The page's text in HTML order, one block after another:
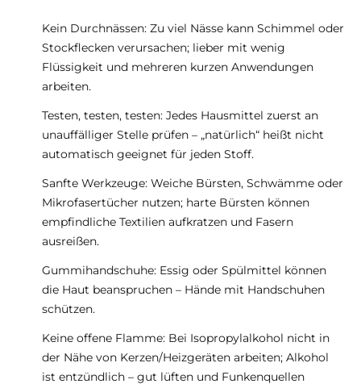
Kein Durchnässen: Zu viel Nässe kann Schimmel oder
Stockflecken verursachen; lieber mit wenig
Flüssigkeit und mehreren kurzen Anwendungen
arbeiten.
Testen, testen, testen: Jedes Hausmittel zuerst an
unauffälliger Stelle prüfen – „natürlich“ heißt nicht
automatisch geeignet für jeden Stoff.
Sanfte Werkzeuge: Weiche Bürsten, Schwämme oder
Mikrofasertücher nutzen; harte Bürsten können
empfindliche Textilien aufkratzen und Fasern
ausreißen.
Gummihandschuhe: Essig oder Spülmittel können
die Haut beanspruchen – Hände mit Handschuhen
schützen.
Keine offene Flamme: Bei Isopropylalkohol nicht in
der Nähe von Kerzen/Heizgeräten arbeiten; Alkohol
ist entzündlich – gut lüften und Funkenquellen